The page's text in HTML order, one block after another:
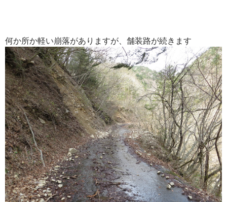
何か所か軽い崩落がありますが、舗装路が続きます